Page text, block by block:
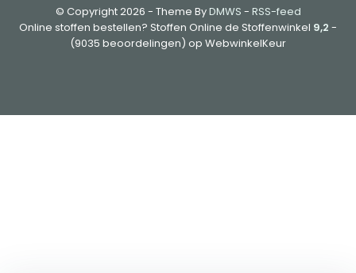
© Copyright 2026 - Theme ByDMWS - RSS-feed
Online stoffen bestellen? Stoffen Online de Stoffenwinkel 9,2 -
(9035 beoordelingen) op WebwinkelKeur